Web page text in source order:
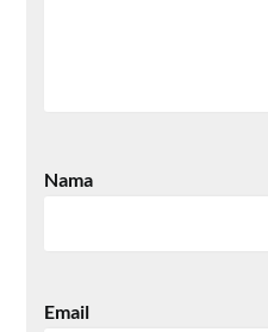
Nama
Email